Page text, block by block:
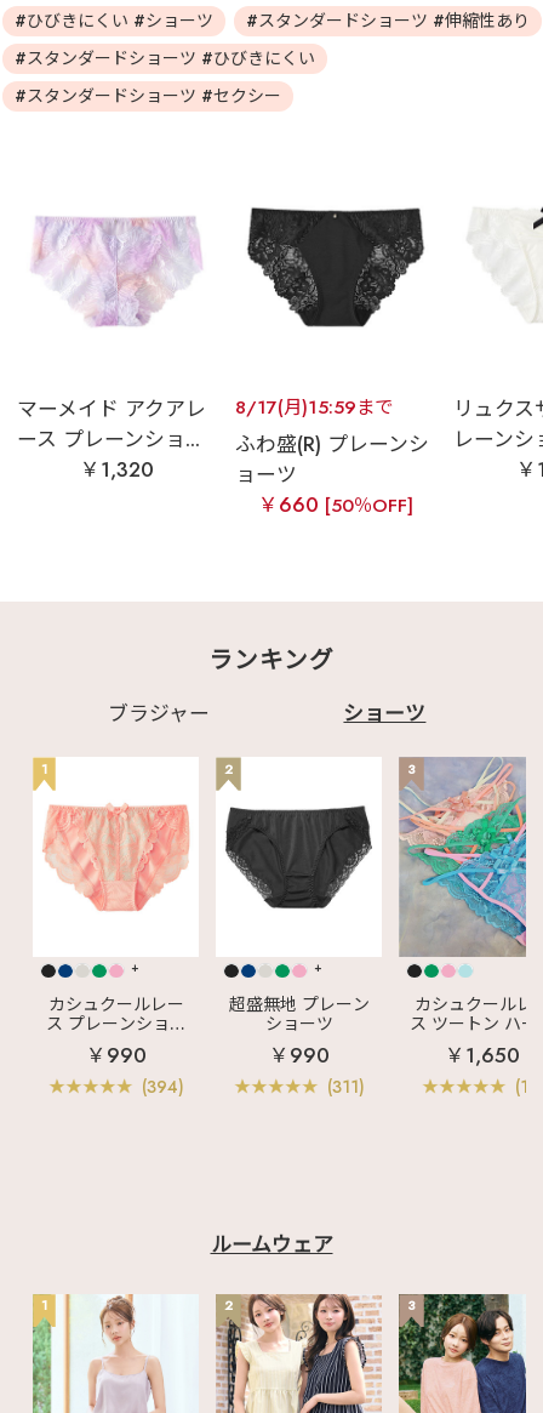
#ひびきにくい #ショーツ
#スタンダードショーツ #伸縮性あり
#スタンダードショーツ #ひびきにくい
#スタンダードショーツ #セクシー
マーメイド アクアレ
ース プレーンショ...
￥1,320
8/17(月)15:59まで
ふわ盛(R) プレーンシ
ョーツ
￥660 [50％OFF]
リュク
レーンシ
ランキング
ブラジャー ショーツ
1
+
カシュクールレー
ス プレーンショー
ツ
￥990
(394)
2
+
超盛無地 プレーン
ショーツ
￥990
(311)
3
カシュクールレ
ス ツートン ハー
バックショーツ
￥1,650
(11)
ルームウェア
1 2 3